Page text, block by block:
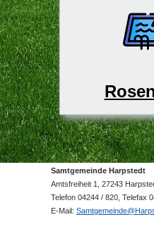
Samtgemeinde Harpstedt
Amtsfreiheit 1, 27243
Telefon 04244 / 820, Telefax
E-Mail: